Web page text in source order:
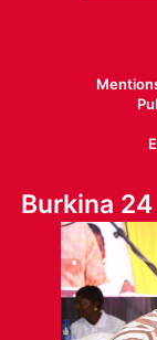
Burkina